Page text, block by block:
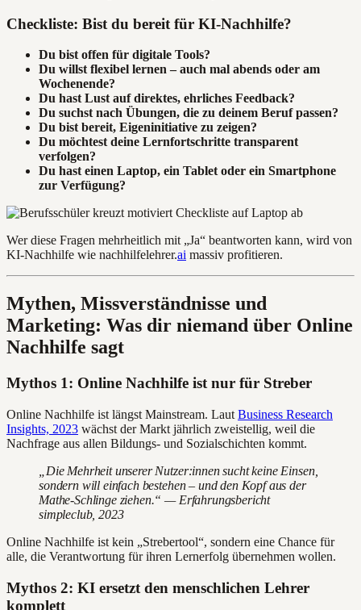
Checkliste: Bist du bereit für KI-Nachhilfe?
Du bist offen für digitale Tools?
Du willst flexibel lernen – auch mal abends oder am
Wochenende?
Du hast Lust auf direktes, ehrliches Feedback?
Du suchst nach Übungen, die zu deinem Beruf passen?
Du bist bereit, Eigeninitiative zu zeigen?
Du möchtest deine Lernfortschritte transparent
verfolgen?
Du hast einen Laptop, ein Tablet oder ein Smartphone
zur Verfügung?
Wer diese Fragen mehrheitlich mit „Ja“ beantworten kann, wird von
KI-Nachhilfe wie nachhilfelehrer.ai massiv profitieren.
Mythen, Missverständnisse und
Marketing: Was dir niemand über Online
Nachhilfe sagt
Mythos 1: Online Nachhilfe ist nur für Streber
Online Nachhilfe ist längst Mainstream. Laut Business Research
Insights, 2023 wächst der Markt jährlich zweistellig, weil die
Nachfrage aus allen Bildungs- und Sozialschichten kommt.
„Die Mehrheit unserer Nutzer:innen sucht keine Einsen,
sondern will einfach bestehen – und den Kopf aus der
Mathe-Schlinge ziehen.“ — Erfahrungsbericht
simpleclub, 2023
Online Nachhilfe ist kein „Strebertool“, sondern eine Chance für
alle, die Verantwortung für ihren Lernerfolg übernehmen wollen.
Mythos 2: KI ersetzt den menschlichen Lehrer
komplett